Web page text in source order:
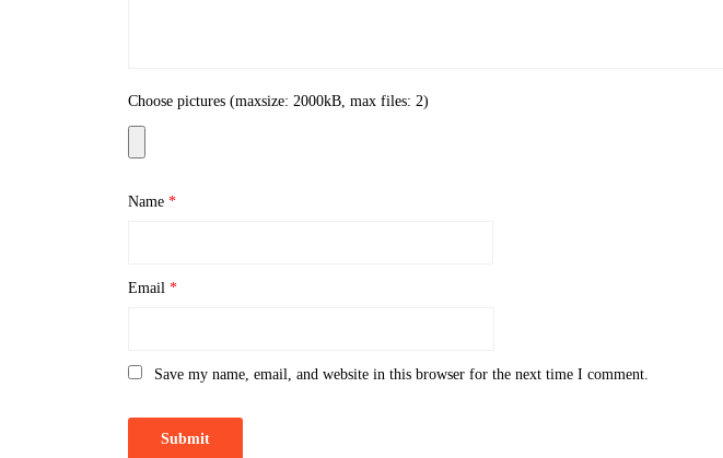
Choose pictures (maxsize: 2000kB, max files: 2)
Name*
Email*
Save my name, email, and website in this browser for the next time I comment.